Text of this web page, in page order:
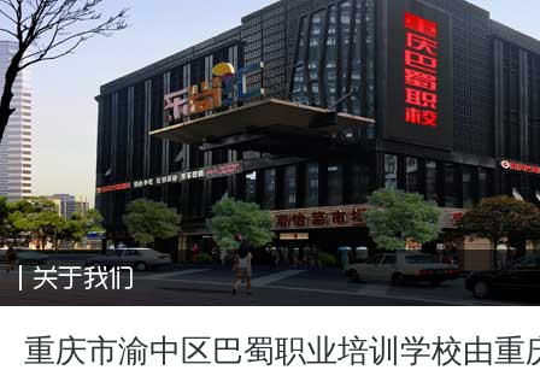
重庆市渝中区巴蜀职业培训学校由重